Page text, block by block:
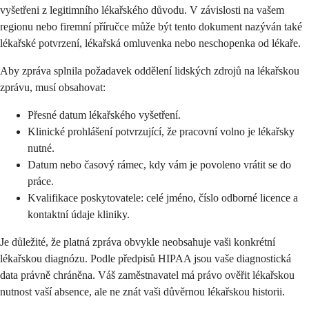
vyšetřeni z legitimního lékařského důvodu. V závislosti na vašem
regionu nebo firemní příručce může být tento dokument nazýván také
lékařské potvrzení, lékařská omluvenka nebo neschopenka od lékaře.
Aby zpráva splnila požadavek oddělení lidských zdrojů na lékařskou
zprávu, musí obsahovat:
Přesné datum lékařského vyšetření.
Klinické prohlášení potvrzující, že pracovní volno je lékařsky
nutné.
Datum nebo časový rámec, kdy vám je povoleno vrátit se do
práce.
Kvalifikace poskytovatele: celé jméno, číslo odborné licence a
kontaktní údaje kliniky.
Je důležité, že platná zpráva obvykle neobsahuje vaši konkrétní
lékařskou diagnózu. Podle předpisů HIPAA jsou vaše diagnostická
data právně chráněna. Váš zaměstnavatel má právo ověřit lékařskou
nutnost vaší absence, ale ne znát vaši důvěrnou lékařskou historii.